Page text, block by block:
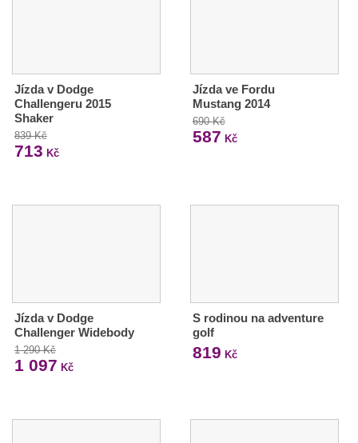
Jízda v Dodge
Challengeru 2015
Shaker
839 Kč
713 Kč
Jízda ve Fordu
Mustang 2014
690 Kč
587 Kč
Jízda v Dodge
Challenger Widebody
1 290 Kč
1 097 Kč
S rodinou na adventure
golf
819 Kč